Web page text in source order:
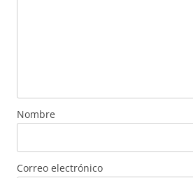
Nombre
Correo electrónico